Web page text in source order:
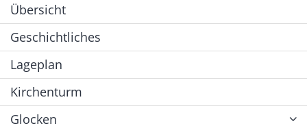
Übersicht
Geschichtliches
Lageplan
Kirchenturm
Glocken